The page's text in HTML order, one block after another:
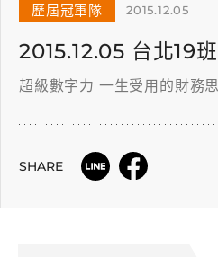
歷屆冠軍隊 2015.12.05
2015.12.05 台北19
超級數字力 一生受用的財務
SHARE